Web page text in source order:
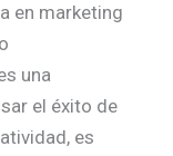
en marketing
una
el éxito de
es